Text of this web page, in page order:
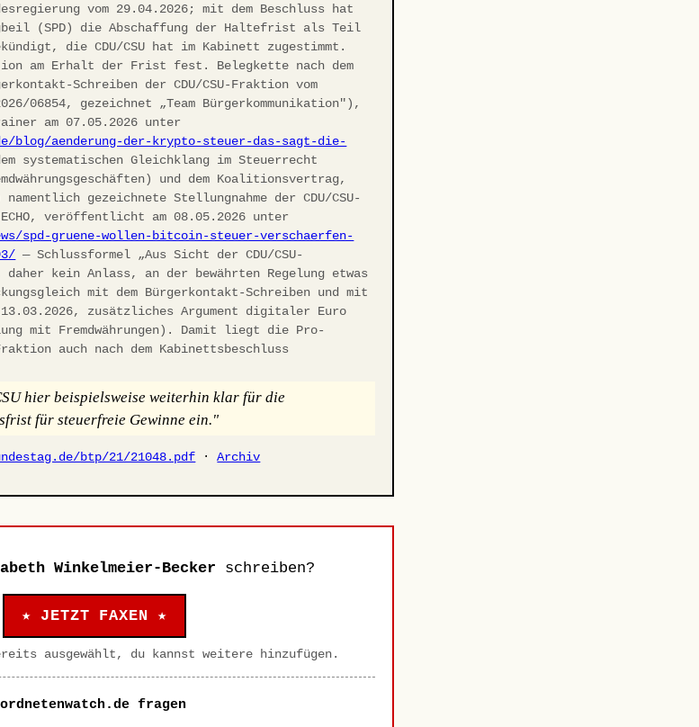
vom 29.04.2026; mit dem Beschluss hat
(SPD) die Abschaffung der Haltefrist als Teil
die CDU/CSU hat im Kabinett zugestimmt.
am Erhalt der Frist fest. Belegkette nach dem
Schreiben der CDU/CSU-Fraktion vom
06854, gezeichnet „Team Bürgerkommunikation"),
am 07.05.2026 unter
blog/aenderung-der-krypto-steuer-das-sagt-die-
systematischen Gleichklang im Steuerrecht
und dem Koalitionsvertrag,
gezeichnete Stellungnahme der CDU/CSU-
veröffentlicht am 08.05.2026 unter
spd-gruene-wollen-bitcoin-steuer-verschaerfen-
— Schlussformel „Aus Sicht der CDU/CSU-
kein Anlass, an der bewährten Regelung etwas
mit dem Bürgerkontakt-Schreiben und mit
13.03.2026, zusätzliches Argument digitaler Euro
mit Fremdwährungen). Damit liegt die Pro-
auch nach dem Kabinettsbeschluss
hier beispielsweise weiterhin klar für die
für steuerfreie Gewinne ein."
btp/21/21048.pdf ·Archiv
Winkelmeier-Becker schreiben?
★ JETZT FAXEN ★
ausgewählt, du kannst weitere hinzufügen.
fragen